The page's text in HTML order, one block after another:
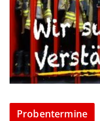
Probentermine